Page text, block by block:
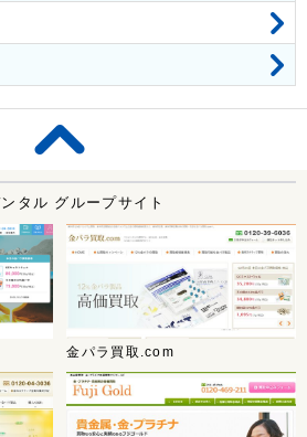
タル グループサイト
金パラ買取.com